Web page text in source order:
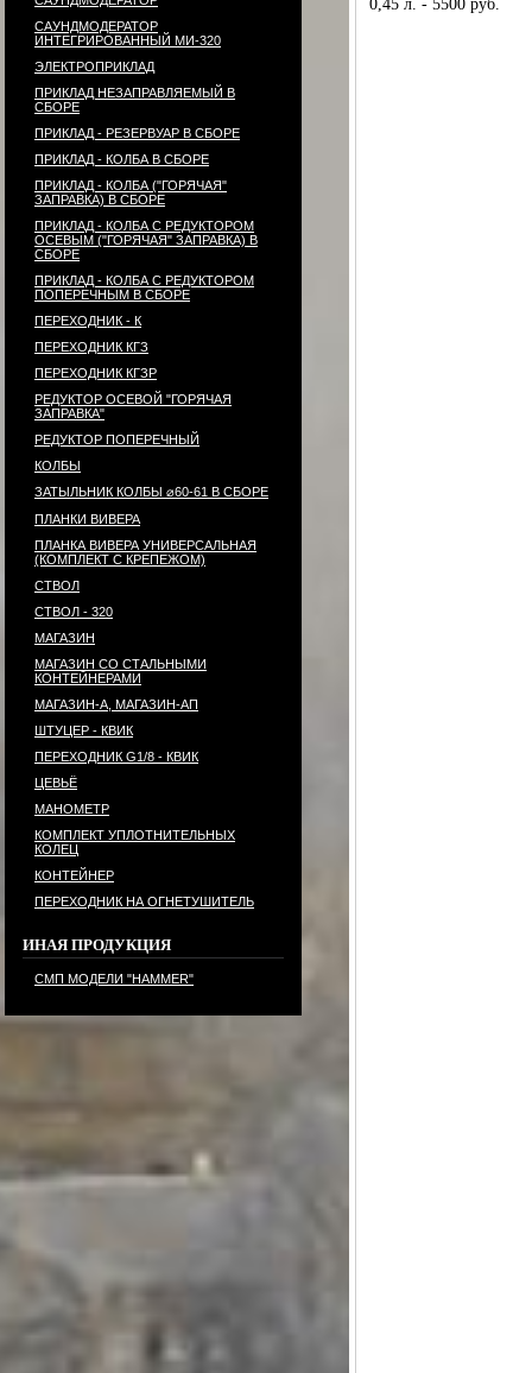
САУНДМОДЕРАТОР
ИНТЕГРИРОВАННЫЙ МИ-320
ЭЛЕКТРОПРИКЛАД
ПРИКЛАД НЕЗАПРАВЛЯЕМЫЙ В
СБОРЕ
ПРИКЛАД - РЕЗЕРВУАР В СБОРЕ
ПРИКЛАД - КОЛБА В СБОРЕ
ПРИКЛАД - КОЛБА ("ГОРЯЧАЯ"
ЗАПРАВКА) В СБОРЕ
ПРИКЛАД - КОЛБА С РЕДУКТОРОМ
ОСЕВЫМ ("ГОРЯЧАЯ" ЗАПРАВКА) В
СБОРЕ
ПРИКЛАД - КОЛБА С РЕДУКТОРОМ
ПОПЕРЕЧНЫМ В СБОРЕ
ПЕРЕХОДНИК - К
ПЕРЕХОДНИК КГЗ
ПЕРЕХОДНИК КГЗР
РЕДУКТОР ОСЕВОЙ "ГОРЯЧАЯ
ЗАПРАВКА"
РЕДУКТОР ПОПЕРЕЧНЫЙ
КОЛБЫ
ЗАТЫЛЬНИК КОЛБЫ ⌀60-61 В СБОРЕ
ПЛАНКИ ВИВЕРА
ПЛАНКА ВИВЕРА УНИВЕРСАЛЬНАЯ
(КОМПЛЕКТ С КРЕПЕЖОМ)
СТВОЛ
СТВОЛ - 320
МАГАЗИН
МАГАЗИН СО СТАЛЬНЫМИ
КОНТЕЙНЕРАМИ
МАГАЗИН-А, МАГАЗИН-АП
ШТУЦЕР - КВИК
ПЕРЕХОДНИК G1/8 - КВИК
ЦЕВЬЁ
МАНОМЕТР
КОМПЛЕКТ УПЛОТНИТЕЛЬНЫХ
КОЛЕЦ
КОНТЕЙНЕР
ПЕРЕХОДНИК НА ОГНЕТУШИТЕЛЬ
ИНАЯ ПРОДУКЦИЯ
СМП МОДЕЛИ "HAMMER"
0,45 л. - 5500 руб.